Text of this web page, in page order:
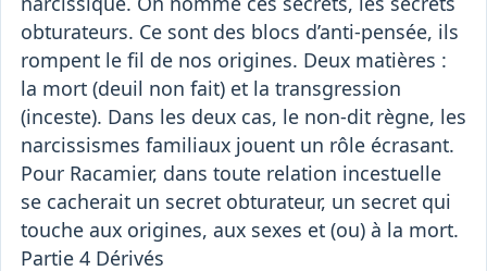
obturateurs. Ce sont des blocs d’anti-pensée, ils
rompent le fil de nos origines. Deux matières :
la mort (deuil non fait) et la transgression
(inceste). Dans les deux cas, le non-dit règne, les
narcissismes familiaux jouent un rôle écrasant.
Pour Racamier, dans toute relation incestuelle
se cacherait un secret obturateur, un secret qui
touche aux origines, aux sexes et (ou) à la mort.
Partie 4 Dérivés